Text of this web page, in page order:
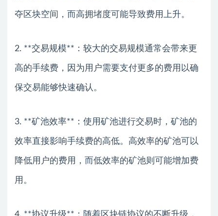
夺区块空间，而高拥堵度可能导致费用上升。
2. **交易规模**：较大的交易规模通常会带来更
高的手续费，因为用户需要支付更多的费用以确
保交易能够快速确认。
3. **矿池效率**：使用矿池进行交易时，矿池的
效率直接影响手续费的高低。高效率的矿池可以
降低用户的费用，而低效率的矿池则可能增加费
用。